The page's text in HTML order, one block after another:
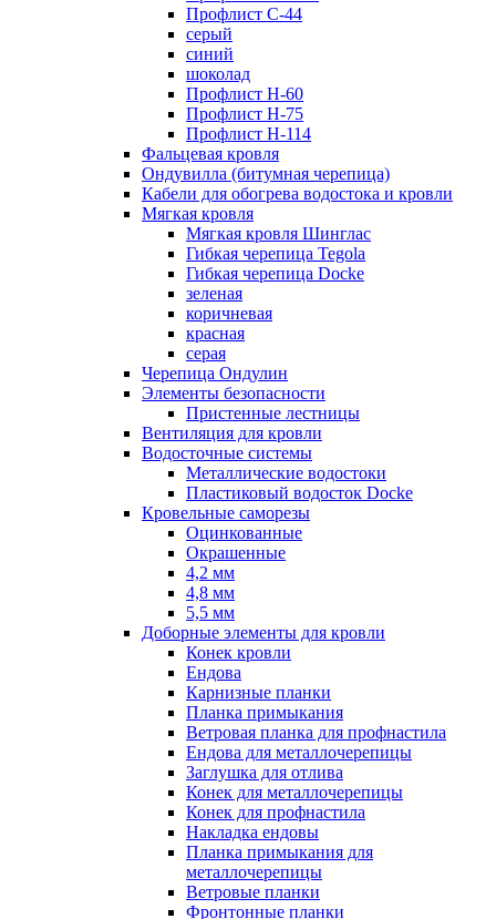
Профлист С-44
серый
синий
шоколад
Профлист Н-60
Профлист Н-75
Профлист H-114
Фальцевая кровля
Ондувилла (битумная черепица)
Кабели для обогрева водостока и кровли
Мягкая кровля
Мягкая кровля Шинглас
Гибкая черепица Tegola
Гибкая черепица Docke
зеленая
коричневая
красная
серая
Черепица Ондулин
Элементы безопасности
Пристенные лестницы
Вентиляция для кровли
Водосточные системы
Металлические водостоки
Пластиковый водосток Docke
Кровельные саморезы
Оцинкованные
Окрашенные
4,2 мм
4,8 мм
5,5 мм
Доборные элементы для кровли
Конек кровли
Ендова
Карнизные планки
Планка примыкания
Ветровая планка для профнастила
Ендова для металлочерепицы
Заглушка для отлива
Конек для металлочерепицы
Конек для профнастила
Накладка ендовы
Планка примыкания для
металлочерепицы
Ветровые планки
Фронтонные планки